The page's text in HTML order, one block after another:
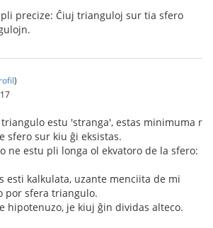
precize: Ĉiuj trianguloj sur tia sfero
)
triangulo estu 'stranga', estas minimuma r
sfero sur kiu ĝi eksistas.
ne estu pli longa ol ekvatoro de la sfero:
esti kalkulata, uzante menciita de mi
por sfera triangulo.
hipotenuzo, je kiuj ĝin dividas alteco.